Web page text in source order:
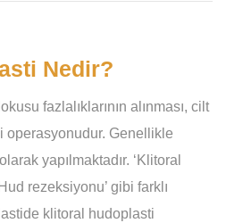
Nedir?
fazlalıklarının alınması, cilt
operasyonudur. Genellikle
yapılmaktadır. ‘Klitoral
rezeksiyonu’ gibi farklı
klitoral hudoplasti